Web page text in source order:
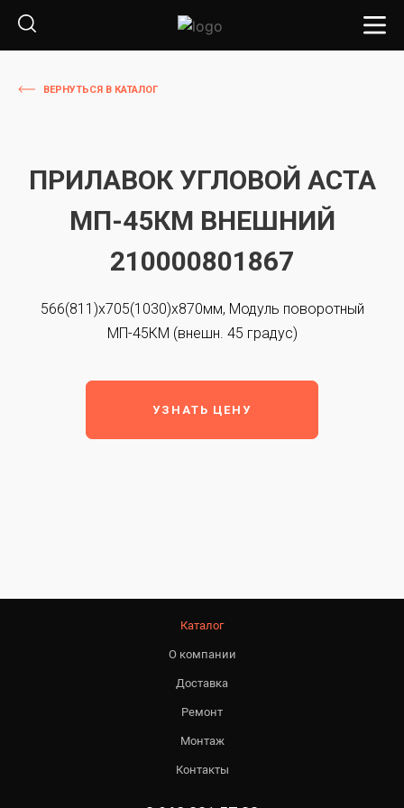
ВЕРНУТЬСЯ В КАТАЛОГ
ПРИЛАВОК УГЛОВОЙ АСТА
МП-45КМ ВНЕШНИЙ
210000801867
566(811)x705(1030)x870мм, Модуль поворотный
МП-45КМ (внешн. 45 градус)
УЗНАТЬ ЦЕНУ
Каталог
О компании
Доставка
Ремонт
Монтаж
Контакты